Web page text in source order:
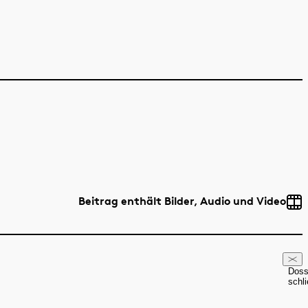
Beitrag enthält Bilder, Audio und Video